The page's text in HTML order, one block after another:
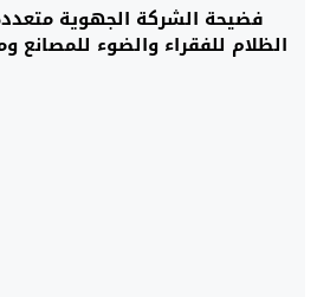
فضيحة الشركة الجهوية
الظلام للفقراء والضوء للمصانع